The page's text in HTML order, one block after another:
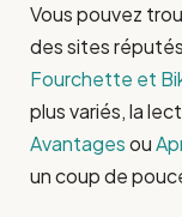
Vous pouvez
des sites
Fourchette et
plus variés, la
Avantagesou
un coup de